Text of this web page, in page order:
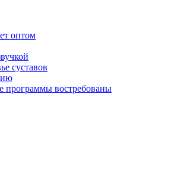
оптом
суставов
программы востребованы